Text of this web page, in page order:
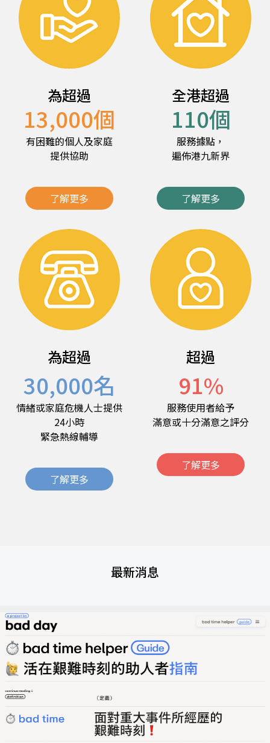
為超過
13,000個
有困難的個人及家庭
提供協助
了解更多
全港超過
110個
服務據點，
遍佈港九新界
了解更多
為超過
30,000名
情緒或家庭危機人士提供
24小時
緊急熱線輔導
了解更多
超過
91%
服務使用者給予
滿意或十分滿意之評分
了解更多
最新消息